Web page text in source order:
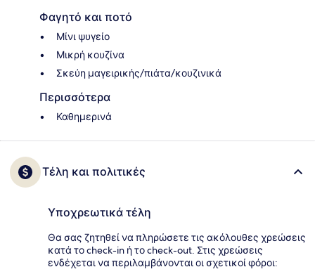
Φαγητό και ποτό
Μίνι ψυγείο
Μικρή κουζίνα
Σκεύη μαγειρικής/πιάτα/κουζινικά
Περισσότερα
Καθημερινά
Τέλη και πολιτικές
Υποχρεωτικά τέλη
Θα σας ζητηθεί να πληρώσετε τις ακόλουθες χρεώσεις
κατά το check-in ή το check-out. Στις χρεώσεις
ενδέχεται να περιλαμβάνονται οι σχετικοί φόροι: